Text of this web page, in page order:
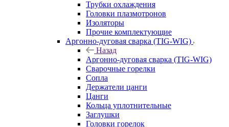
Трубки охлаждения
Головки плазмотронов
Изоляторы
Прочие комплектующие
Аргонно-дуговая сварка (TIG-WIG)
Назад
Аргонно-дуговая сварка (TIG-WIG)
Сварочные горелки
Сопла
Держатели цанги
Цанги
Кольца уплотнительные
Заглушки
Головки горелок